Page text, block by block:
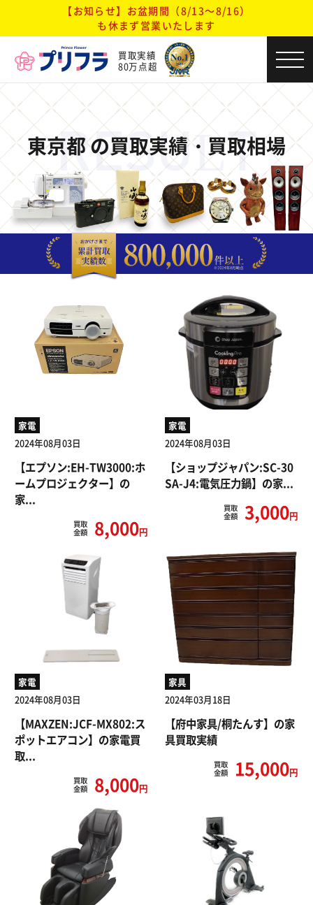
【お知らせ】お盆期間（8/13～8/16）
も休まず営業いたします
買取実績
80万点超
RESULT
東京都 の買取実績・買取相場
家電
2024年08月03日
【エプソン:EH-TW3000:ホ
ームプロジェクター】の
家...
買取
金額
8,000円
家電
2024年08月03日
【ショップジャパン:SC-30
SA-J4:電気圧力鍋】の家...
買取
金額
3,000円
家電
2024年08月03日
【MAXZEN:JCF-MX802:ス
ポットエアコン】の家電買
取...
買取
金額
8,000円
家具
2024年03月18日
【府中家具/桐たんす】の家
具買取実績
買取
金額
15,000円